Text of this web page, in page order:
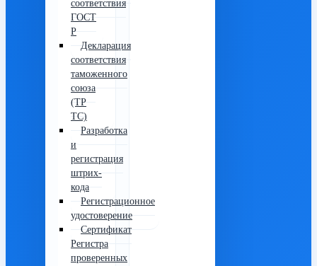
соответствия
ГОСТ
Р
Декларация
соответствия
таможенного
союза
(ТР
ТС)
Разработка
и
регистрация
штрих-
кода
Регистрационное
удостоверение
Сертификат
Регистра
проверенных